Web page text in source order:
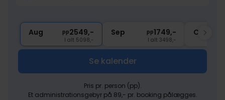
Aug pp2549,-
I alt 5098,-
Sep pp1749,-
I alt 3498,-
Okt
Se kalender
Pris pr. person (pp).
Et administrationsgebyr på 89,- pr. booking pålægges.